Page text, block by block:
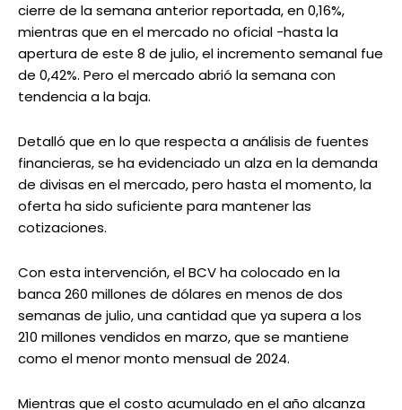
cierre de la semana anterior reportada, en 0,16%,
mientras que en el mercado no oficial -hasta la
apertura de este 8 de julio, el incremento semanal fue
de 0,42%. Pero el mercado abrió la semana con
tendencia a la baja.
Detalló que en lo que respecta a análisis de fuentes
financieras, se ha evidenciado un alza en la demanda
de divisas en el mercado, pero hasta el momento, la
oferta ha sido suficiente para mantener las
cotizaciones.
Con esta intervención, el BCV ha colocado en la
banca 260 millones de dólares en menos de dos
semanas de julio, una cantidad que ya supera a los
210 millones vendidos en marzo, que se mantiene
como el menor monto mensual de 2024.
Mientras que el costo acumulado en el año alcanza